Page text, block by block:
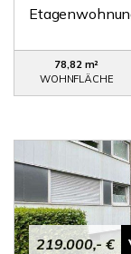
78,82 m²
WOHNFLÄCHE
219.000,- €